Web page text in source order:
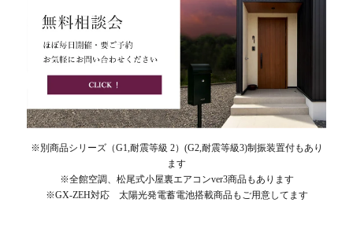
※別商品シリーズ（G1,耐震等級 2）(G2,耐震等級3)制振装置付もあり
ます
※全館空調、松尾式小屋裏エアコンver3商品もあります
※GX-ZEH対応 太陽光発電蓄電池搭載商品もご用意してます